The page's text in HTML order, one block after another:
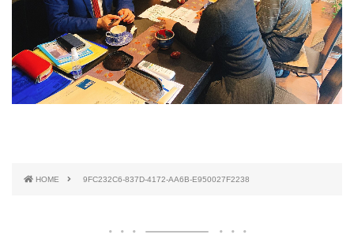
HOME 9FC232C6-837D-4172-AA6B-E950027F2238